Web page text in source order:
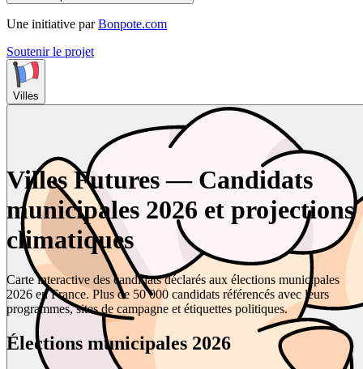
Une initiative par Bonpote.com
Soutenir le projet
Villes
Villes Futures — Candidats
municipales 2026 et projections
climatiques
Carte interactive des candidats déclarés aux élections municipales
2026 en France. Plus de 50 000 candidats référencés avec leurs
programmes, sites de campagne et étiquettes politiques.
Élections municipales 2026